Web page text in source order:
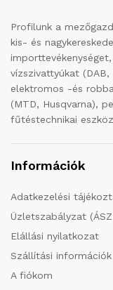
Profilunk a
kis- és
vízszivattyúkat (DAB,
elektromos -és
(MTD, Husqvarna),
fűtéstechnikai
Információk
Adatkezelési
Üzletszabályzat
Elállási nyilatkozat
Szállítási információk
A fiókom